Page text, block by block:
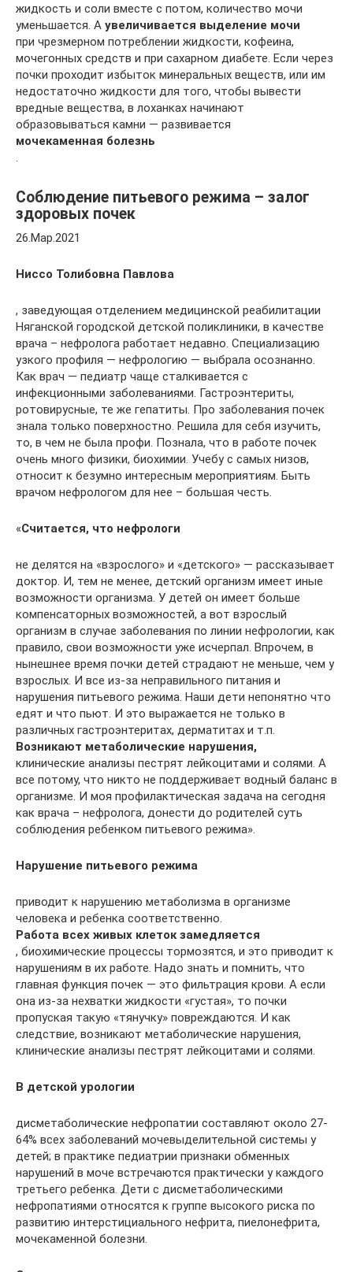
жидкость и соли вместе с потом, количество мочи
уменьшается. А увеличивается выделение мочи
при чрезмерном потреблении жидкости, кофеина,
мочегонных средств и при сахарном диабете. Если через
почки проходит избыток минеральных веществ, или им
недостаточно жидкости для того, чтобы вывести
вредные вещества, в лоханках начинают
образовываться камни — развивается
мочекаменная болезнь
.
Соблюдение питьевого режима – залог
здоровых почек
26.Мар.2021
Ниссо Толибовна Павлова
, заведующая отделением медицинской реабилитации
Няганской городской детской поликлиники, в качестве
врача – нефролога работает недавно. Специализацию
узкого профиля — нефрологию — выбрала осознанно.
Как врач — педиатр чаще сталкивается с
инфекционными заболеваниями. Гастроэнтериты,
ротовирусные, те же гепатиты. Про заболевания почек
знала только поверхностно. Решила для себя изучить,
то, в чем не была профи. Познала, что в работе почек
очень много физики, биохимии. Учебу с самых низов,
относит к безумно интересным мероприятиям. Быть
врачом нефрологом для нее – большая честь.
«Считается, что нефрологи
не делятся на «взрослого» и «детского» — рассказывает
доктор. И, тем не менее, детский организм имеет иные
возможности организма. У детей он имеет больше
компенсаторных возможностей, а вот взрослый
организм в случае заболевания по линии нефрологии, как
правило, свои возможности уже исчерпал. Впрочем, в
нынешнее время почки детей страдают не меньше, чем у
взрослых. И все из-за неправильного питания и
нарушения питьевого режима. Наши дети непонятно что
едят и что пьют. И это выражается не только в
различных гастроэнтеритах, дерматитах и т.п.
Возникают метаболические нарушения,
клинические анализы пестрят лейкоцитами и солями. А
все потому, что никто не поддерживает водный баланс в
организме. И моя профилактическая задача на сегодня
как врача – нефролога, донести до родителей суть
соблюдения ребенком питьевого режима».
Нарушение питьевого режима
приводит к нарушению метаболизма в организме
человека и ребенка соответственно.
Работа всех живых клеток замедляется
, биохимические процессы тормозятся, и это приводит к
нарушениям в их работе. Надо знать и помнить, что
главная функция почек — это фильтрация крови. А если
она из-за нехватки жидкости «густая», то почки
пропуская такую «тянучку» повреждаются. И как
следствие, возникают метаболические нарушения,
клинические анализы пестрят лейкоцитами и солями.
В детской урологии
дисметаболические нефропатии составляют около 27-
64% всех заболеваний мочевыделительной системы у
детей; в практике педиатрии признаки обменных
нарушений в моче встречаются практически у каждого
третьего ребенка. Дети с дисметаболическими
нефропатиями относятся к группе высокого риска по
развитию интерстициального нефрита, пиелонефрита,
мочекаменной болезни.